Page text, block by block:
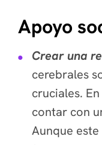
Apoyo
Crear una
cerebrales
cruciales.
contar con
Aunque